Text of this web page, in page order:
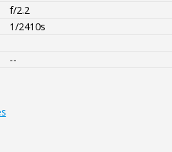
f/2.2
1/2410s
--